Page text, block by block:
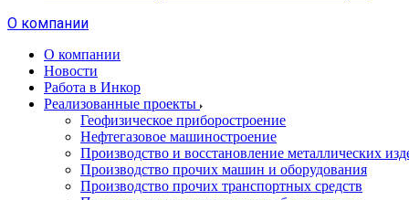
О компании
О компании
Новости
Работа в Инкор
Реализованные проекты
Геофизическое приборостроение
Нефтегазовое машиностроение
Производство и восстановление металлических
Производство прочих машин и оборудования
Производство прочих транспортных средств